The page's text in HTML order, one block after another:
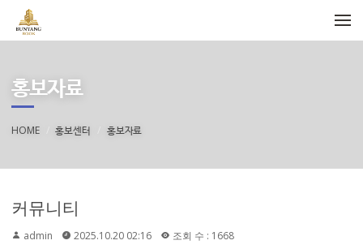
홍보자료
HOME 홍보센터 홍보자료
커뮤니티
admin 2025.10.20 02:16 조회 수 : 1668